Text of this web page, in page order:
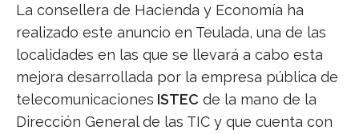
La consellera de Hacienda y Economía ha
realizado este anuncio en Teulada, una de las
localidades en las que se llevará a cabo esta
mejora desarrollada por la empresa pública de
telecomunicaciones ISTEC de la mano de la
Dirección General de las TIC y que cuenta con